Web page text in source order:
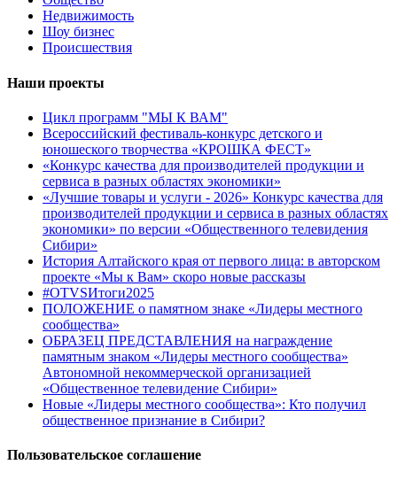
Недвижимость
Шоу бизнес
Происшествия
Наши проекты
Цикл программ "МЫ К ВАМ"
Всероссийский фестиваль-конкурс детского и
юношеского творчества «КРОШКА ФЕСТ»
«Конкурс качества для производителей продукции и
сервиса в разных областях экономики»
«Лучшие товары и услуги - 2026» Конкурс качества для
производителей продукции и сервиса в разных областях
экономики» по версии «Общественного телевидения
Сибири»
История Алтайского края от первого лица: в авторском
проекте «Мы к Вам» скоро новые рассказы
#OTVSИтоги2025
ПОЛОЖЕНИЕ о памятном знаке «Лидеры местного
сообщества»
ОБРАЗЕЦ ПРЕДСТАВЛЕНИЯ на награждение
памятным знаком «Лидеры местного сообщества»
Автономной некоммерческой организацией
«Общественное телевидение Сибири»
Новые «Лидеры местного сообщества»: Кто получил
общественное признание в Сибири?
Пользовательское соглашение